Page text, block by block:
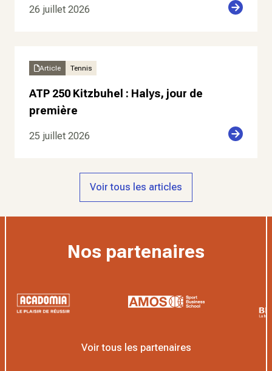
26 juillet 2026
Article Tennis
ATP 250 Kitzbuhel : Halys, jour de
première
25 juillet 2026
Voir tous les articles
Nos partenaires
Voir tous les partenaires